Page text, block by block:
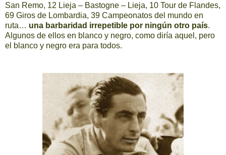
San Remo, 12 Lieja – Bastogne – Lieja, 10 Tour de Flandes,
69 Giros de Lombardia, 39 Campeonatos del mundo en
ruta… una barbaridad irrepetible por ningún otro país.
Algunos de ellos en blanco y negro, como diría aquel, pero
el blanco y negro era para todos.